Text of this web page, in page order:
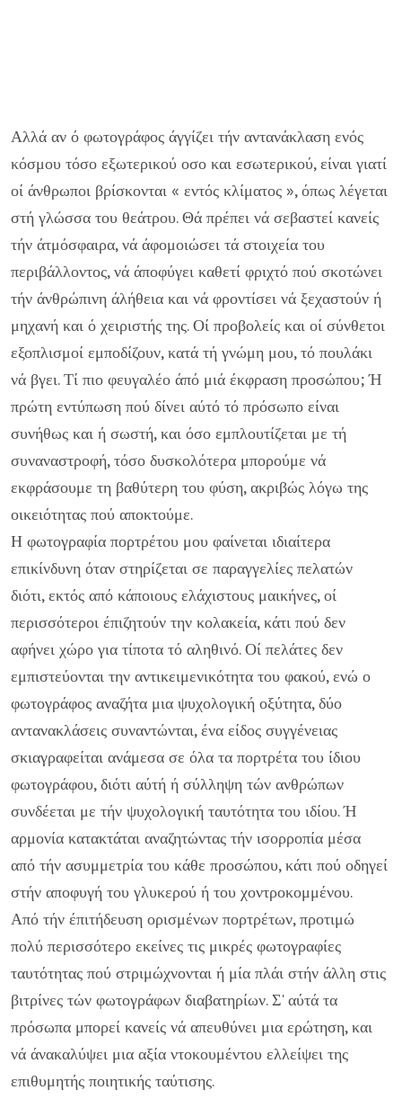
Αλλά αν ό φωτογράφος άγγίζει τήν αντανάκλαση ενός
κόσμου τόσο εξωτερικού οσο και εσωτερικού, είναι γιατί
οί άνθρωποι βρίσκονται « εντός κλίματος », όπως λέγεται
στή γλώσσα του θεάτρου. Θά πρέ­πει νά σεβαστεί κανείς
τήν άτμόσφαιρα, νά άφομοιώσει τά στοιχεία του
περιβάλλοντος, νά άποφύγει καθετί φριχτό πού σκοτώνει
τήν άνθρώπινη άλήθεια και νά φροντίσει νά ξεχα­στούν ή
μηχανή και ό χειριστής της. Οί προβολείς και οί σύν­θετοι
εξοπλισμοί εμποδίζουν, κατά τή γνώμη μου, τό πουλάκι
νά βγει. Τί πιο φευγαλέο άπό μιά έκφραση προσώπου; Ή
πρώτη εντύπωση πού δίνει αύτό τό πρόσωπο είναι
συνήθως και ή σωστή, και όσο εμπλουτίζεται με τή
συναναστροφή, τόσο δυσκολότερα μπορούμε νά
εκφράσουμε τη βαθύτερη του φύση, ακριβώς λόγω της
οικειότητας πού αποκτούμε.
Η φωτογρα­φία πορτρέτου μου φαίνεται ιδιαίτερα
επικίνδυνη όταν στηρί­ζεται σε παραγγελίες πελατών
διότι, εκτός από κάποιους ε­λάχιστους μαικήνες, οί
περισσότεροι έπιζητούν την κολακεία, κάτι πού δεν
αφήνει χώρο για τίποτα τό αληθινό. Οί πελάτες δεν
εμπιστεύονται την αντικειμενικότητα του φακού, ενώ ο
φωτογράφος αναζήτα μια ψυχολογική οξύτητα, δύο
αντανα­κλάσεις συναντώνται, ένα είδος συγγένειας
σκιαγραφείται α­νάμεσα σε όλα τα πορτρέτα του ίδιου
φωτογράφου, διότι αύτή ή σύλληψη τών ανθρώπων
συνδέεται με τήν ψυχολογική ταυτό­τητα του ιδίου. Ή
αρμονία κατακτάται αναζητώντας τήν ι­σορροπία μέσα
από τήν ασυμμετρία του κάθε προσώπου, κάτι πού οδηγεί
στήν αποφυγή του γλυκερού ή του χοντροκομμένου.
Από τήν έπιτήδευση ορισμένων πορτρέτων, προτιμώ
πολύ περισσότερο εκείνες τις μικρές φωτογραφίες
ταυτότητας πού στριμώχνονται ή μία πλάι στήν άλλη στις
βιτρίνες τών φω­τογράφων διαβατηρίων. Σ' αύτά τα
πρόσωπα μπορεί κανείς νά απευθύνει μια ερώτηση, και
νά άνακαλύψει μια αξία ντο­κουμέντου ελλείψει της
επιθυμητής ποιητικής ταύτισης.